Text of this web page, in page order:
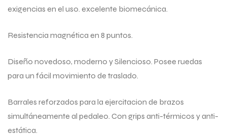
exigencias en el uso. excelente biomecánica.
Resistencia magnética en 8 puntos.
Diseño novedoso, moderno y Silencioso. Posee ruedas
para un fácil movimiento de traslado.
Barrales reforzados para la ejercitacion de brazos
simultáneamente al pedaleo. Con grips anti-térmicos y anti-
estática.